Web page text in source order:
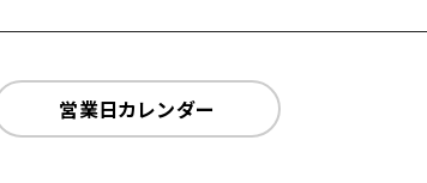
営業日カレンダー